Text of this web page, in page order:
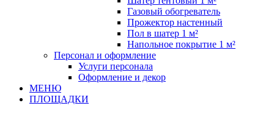
Газовый обогреватель
Прожектор настенный
Пол в шатер 1 м²
Напольное покрытие 1 м²
Персонал и оформление
Услуги персонала
Оформление и декор
МЕНЮ
ПЛОЩАДКИ